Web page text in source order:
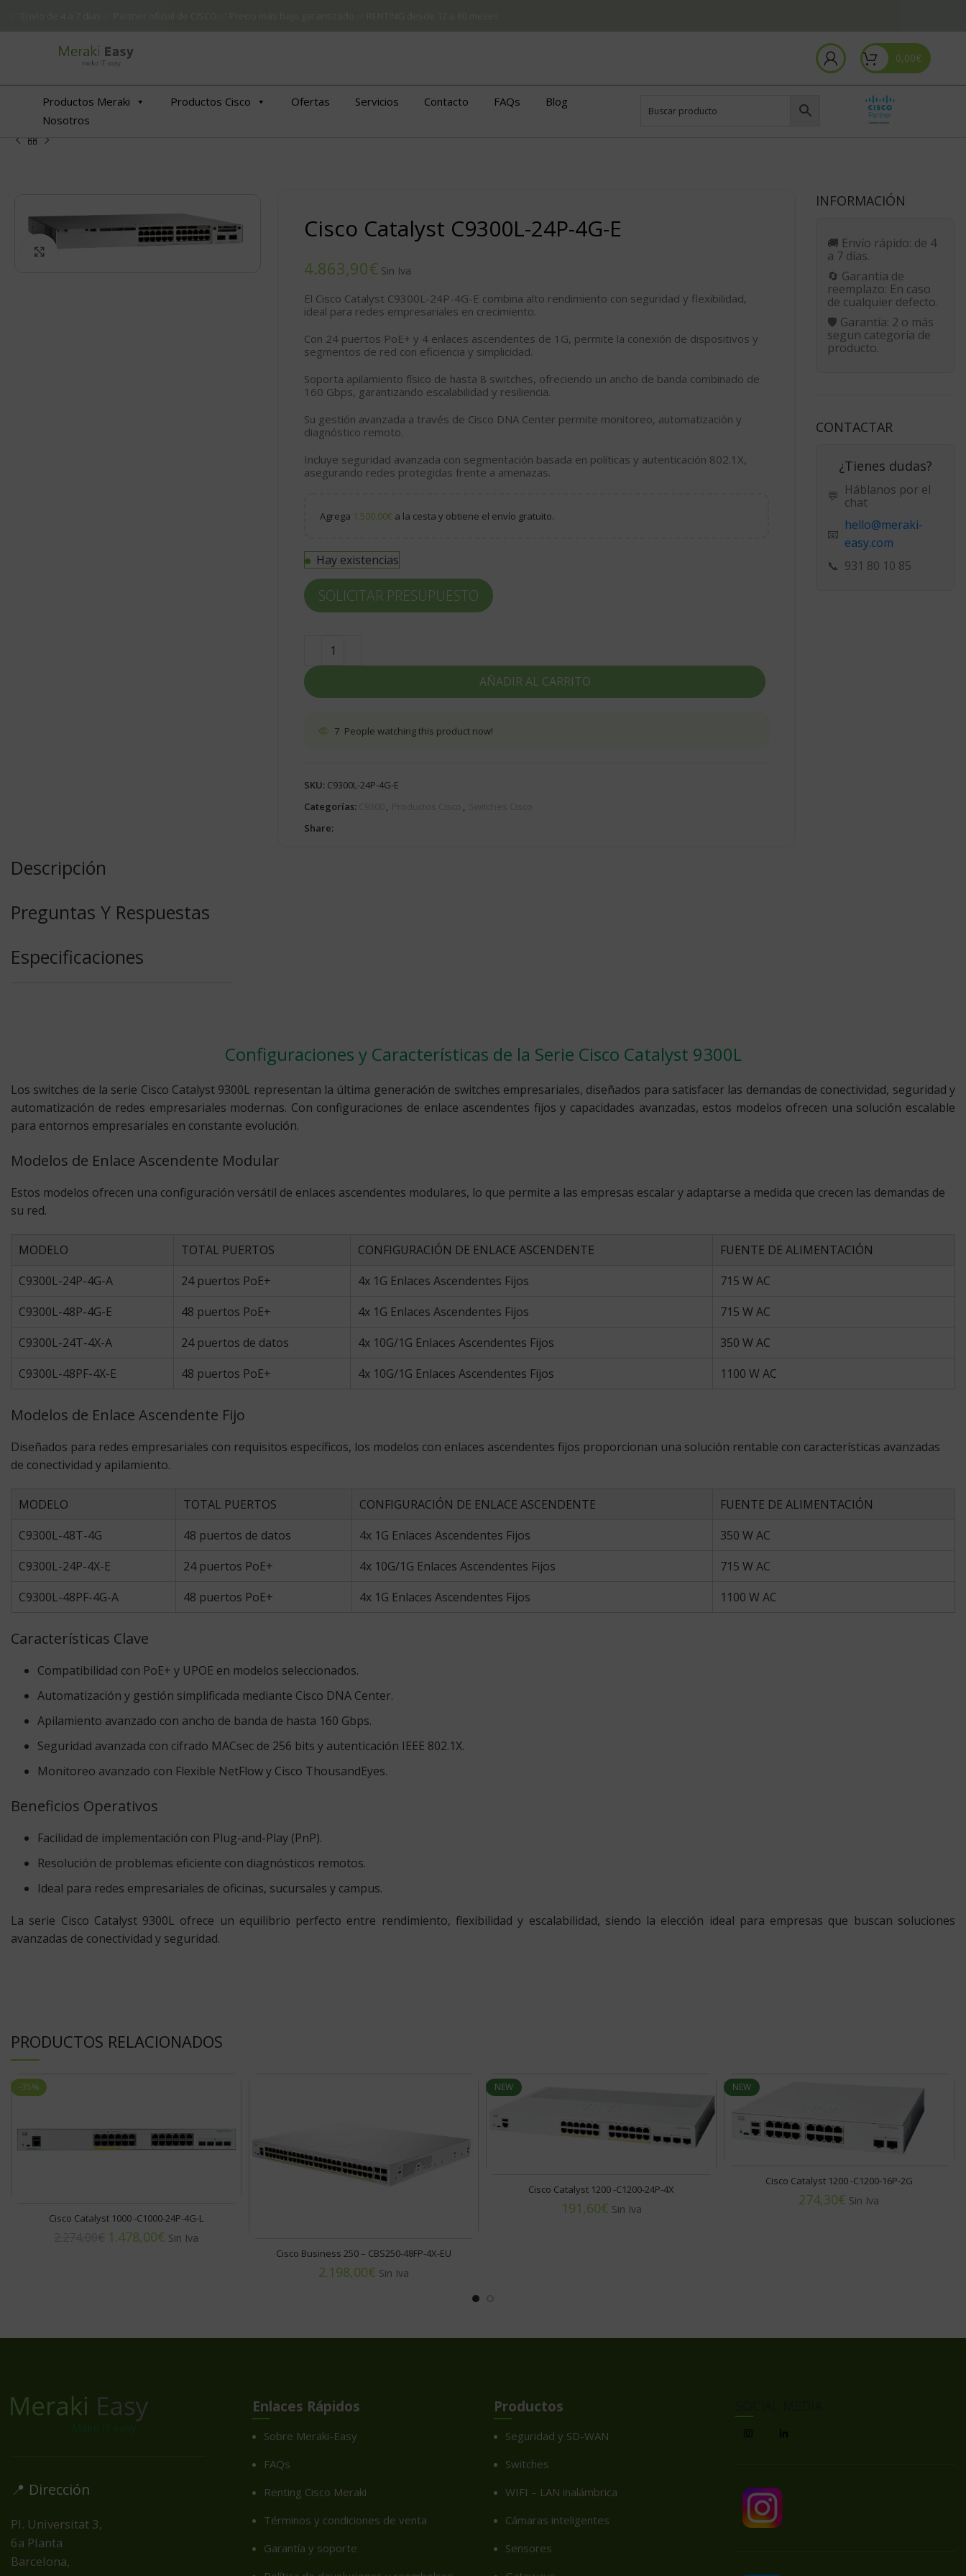
0,00€
Productos Meraki Productos Cisco Ofertas Servicios Contacto FAQs
Blog
Nosotros
Cisco Catalyst C9300L-24P-4G-E
€
El Cisco Catalyst C9300L-24P-4G-E combina alto rendimiento con seguridad y flexibilidad,
ideal para redes empresariales en crecimiento.
Con 24 puertos PoE+ y 4 enlaces ascendentes de 1G, permite la conexión de dispositivos y
segmentos de red con eficiencia y simplicidad.
Soporta apilamiento físico de hasta 8 switches, ofreciendo un ancho de banda combinado de
160 Gbps, garantizando escalabilidad y resiliencia.
Su gestión avanzada a través de Cisco DNA Center permite monitoreo, automatización y
diagnóstico remoto.
Incluye seguridad avanzada con segmentación basada en políticas y autenticación 802.1X,
asegurando redes protegidas frente a amenazas.
Agrega 1.500,00€ a la cesta y obtiene el envío gratuito.
Hay existencias
AÑADIR AL CARRITO
SOLICITAR PRESUPUESTO
7 People watching this product now!
SKU: C9300L-24P-4G-E
Categorías:
Share:
INFORMACIÓN
🚚 Envío rápido: de 4
a 7 días.
🔄 Garantía de
reemplazo: En caso
de cualquier defecto.
🛡️ Garantía: 2 o más
segun categoría de
producto.
CONTACTAR
¿Tienes dudas?
💬 Háblanos por el
chat
📧
hello@meraki-
easy.com
📞 931 80 10 85
Descripción
Preguntas Y Respuestas
Especificaciones
Configuraciones y Características de la Serie Cisco Catalyst 9300L
Los switches de la serie Cisco Catalyst 9300L representan la última generación de switches empresariales, diseñados para satisfacer las demandas de conectividad, seguridad y
automatización de redes empresariales modernas. Con configuraciones de enlace ascendentes fijos y capacidades avanzadas, estos modelos ofrecen una solución escalable
para entornos empresariales en constante evolución.
Modelos de Enlace Ascendente Modular
Estos modelos ofrecen una configuración versátil de enlaces ascendentes modulares, lo que permite a las empresas escalar y adaptarse a medida que crecen las demandas de
su red.
MODELO TOTAL PUERTOS CONFIGURACIÓN DE ENLACE ASCENDENTE
FUENTE DE ALIMENTACIÓN
C9300L-24P-4G-A
24 puertos PoE+ 4x 1G Enlaces Ascendentes Fijos
715 W AC
C9300L-48P-4G-E
48 puertos PoE+ 4x 1G Enlaces Ascendentes Fijos
715 W AC
C9300L-24T-4X-A
24 puertos de datos 4x 10G/1G Enlaces Ascendentes Fijos
350 W AC
C9300L-48PF-4X-E
48 puertos PoE+ 4x 10G/1G Enlaces Ascendentes Fijos 1100 W AC
Modelos de Enlace Ascendente Fijo
Diseñados para redes empresariales con requisitos específicos, los modelos con enlaces ascendentes fijos proporcionan una solución rentable con características avanzadas
de conectividad y apilamiento.
MODELO TOTAL PUERTOS CONFIGURACIÓN DE ENLACE ASCENDENTE
FUENTE DE ALIMENTACIÓN
C9300L-48T-4G
48 puertos de datos 4x 1G Enlaces Ascendentes Fijos
350 W AC
C9300L-24P-4X-E
24 puertos PoE+ 4x 10G/1G Enlaces Ascendentes Fijos
715 W AC
C9300L-48PF-4G-A
48 puertos PoE+ 4x 1G Enlaces Ascendentes Fijos 1100 W AC
Características Clave
Compatibilidad con PoE+ y UPOE en modelos seleccionados.
Automatización y gestión simplificada mediante Cisco DNA Center.
Apilamiento avanzado con ancho de banda de hasta 160 Gbps.
Seguridad avanzada con cifrado MACsec de 256 bits y autenticación IEEE 802.1X.
Monitoreo avanzado con Flexible NetFlow y Cisco ThousandEyes.
Beneficios Operativos
Facilidad de implementación con Plug-and-Play (PnP).
Resolución de problemas eficiente con diagnósticos remotos.
Ideal para redes empresariales de oficinas, sucursales y campus.
La serie Cisco Catalyst 9300L ofrece un equilibrio perfecto entre rendimiento, flexibilidad y escalabilidad, siendo la elección ideal para empresas que buscan soluciones
avanzadas de conectividad y seguridad.
PRODUCTOS RELACIONADOS
-35%
Cisco Catalyst 1000 -C1000-24P-4G-L
1.478,00€
Cisco Business 250 – CBS250-48FP-4X-EU
€
NEW
Cisco Catalyst 1200 -C1200-24P-4X
€
NEW
Cisco Catalyst 1200 -C1200-16P-2G
€
📍 Dirección
Pl. Universitat 3,
6a Planta
Barcelona,
Enlaces Rápidos
Sobre Meraki-Easy
FAQs
Renting Cisco Meraki
Términos y condiciones de venta
Garantía y soporte
Productos
Seguridad y SD-WAN
Switches
WIFI – LAN inalámbrica
Cámaras inteligentes
Sensores